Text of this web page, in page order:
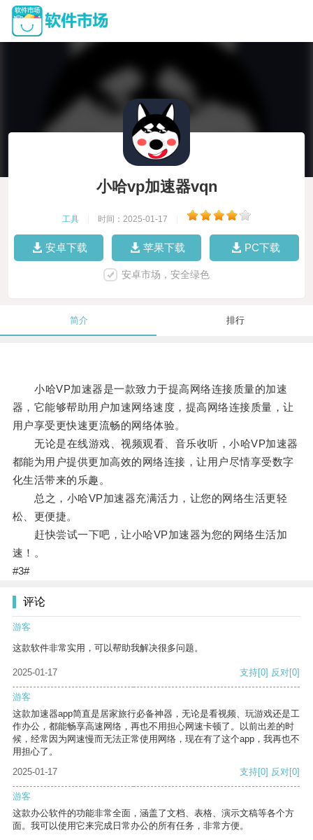
小哈vp加速器vqn
工具 时间：2025-01-17
安卓下载 苹果下载 PC下载
安卓市场，安全绿色
简介 排行
小哈VP加速器是一款致力于提高网络连接质量的加速
器，它能够帮助用户加速网络速度，提高网络连接质量，让
用户享受更快速更流畅的网络体验。
无论是在线游戏、视频观看、音乐收听，小哈VP加速器
都能为用户提供更加高效的网络连接，让用户尽情享受数字
化生活带来的乐趣。
总之，小哈VP加速器充满活力，让您的网络生活更轻
松、更便捷。
赶快尝试一下吧，让小哈VP加速器为您的网络生活加
速！。
#3#
评论
游客
这款软件非常实用，可以帮助我解决很多问题。
2025-01-17 支持[0] 反对[0]
游客
这款加速器app简直是居家旅行必备神器，无论是看视频、玩游戏还是工
作办公，都能畅享高速网络，再也不用担心网速卡顿了。以前出差的时
候，经常因为网速慢而无法正常使用网络，现在有了这个app，我再也不
用担心了。
2025-01-17
支持[0] 反对[0]
游客
这款办公软件的功能非常全面，涵盖了文档、表格、演示文稿等各个方
面。我可以使用它来完成日常办公的所有任务，非常方便。